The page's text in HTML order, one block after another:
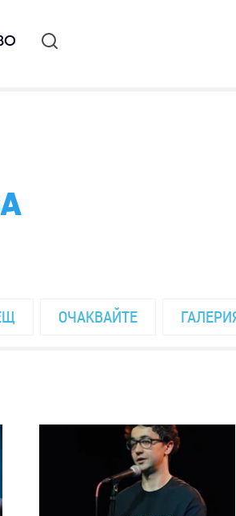
ОЧАКВАЙТЕ